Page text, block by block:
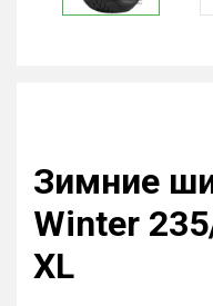
Зимние
Winter
XL